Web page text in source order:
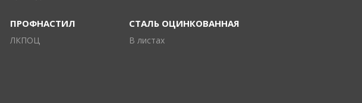
ПРОФНАСТИЛ
ЛКПОЦ
СТАЛЬ ОЦИНКОВАННАЯ
В листах